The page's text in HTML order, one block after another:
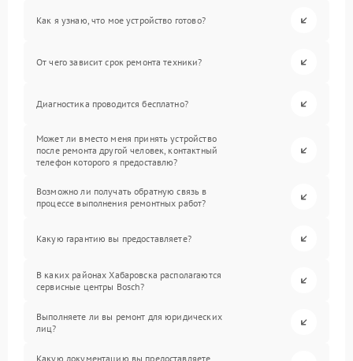
Как я узнаю, что мое устройство готово?
От чего зависит срок ремонта техники?
Диагностика проводится бесплатно?
Может ли вместо меня принять устройство
после ремонта другой человек, контактный
телефон которого я предоставлю?
Возможно ли получать обратную связь в
процессе выполнения ремонтных работ?
Какую гарантию вы предоставляете?
В каких районах Хабаровска располагаются
сервисные центры Bosch?
Выполняете ли вы ремонт для юридических
лиц?
Какую документацию вы предоставляете